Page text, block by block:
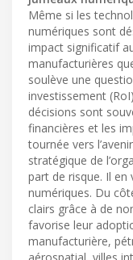
Même si les
numériques sont
impact significatif
manufacturières
soulève une
investissement
décisions sont
financières et les
tournée vers
stratégique de
part de risque. Il
numériques. Du
clairs grâce à de
favorise leur
manufacturière,
aérospatial, villes